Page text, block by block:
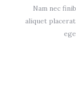
Nam nec
aliquet